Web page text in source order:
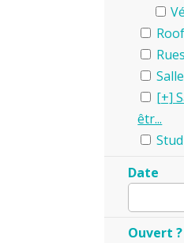
êtr...
Date
Ouvert ?